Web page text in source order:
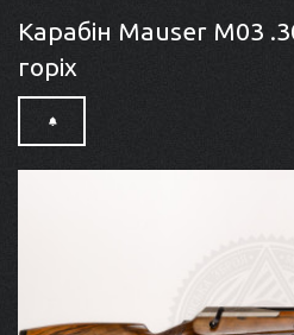
Карабін Mauser M03
горіх